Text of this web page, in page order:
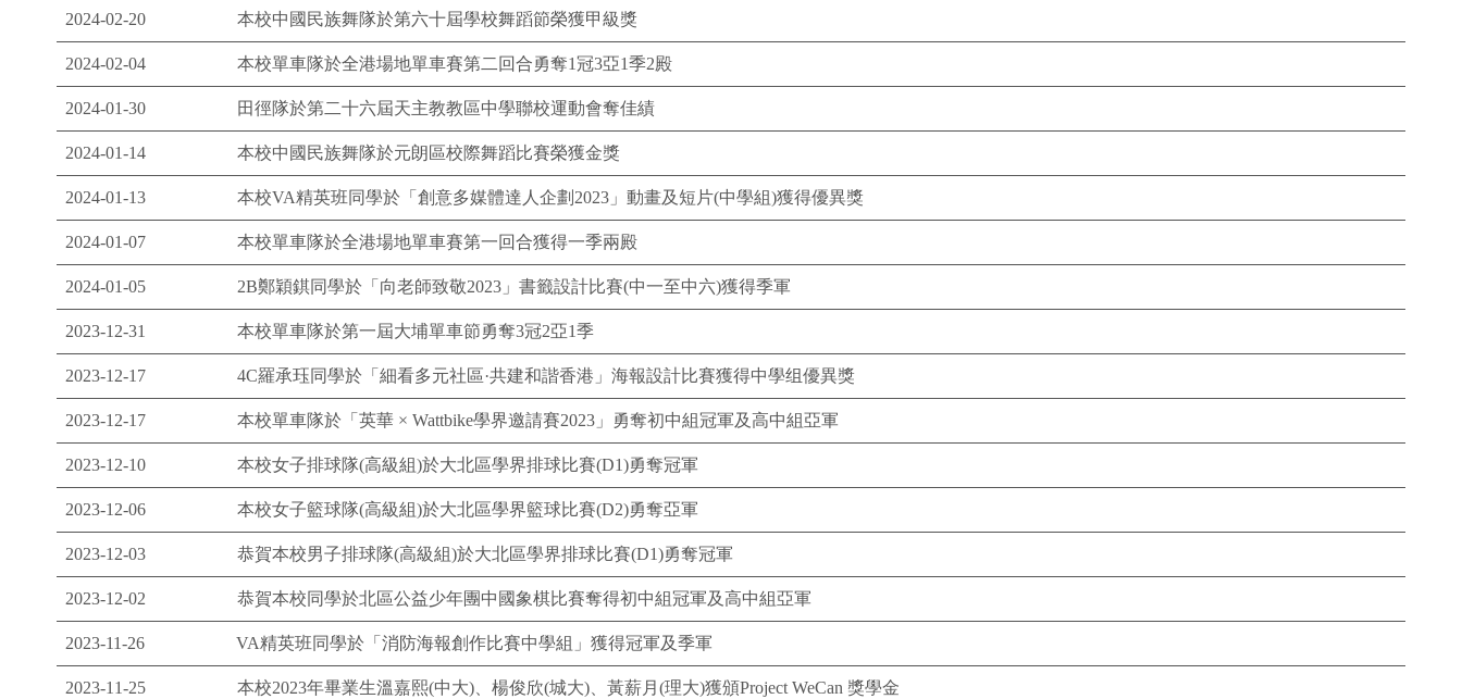
2024-02-20 本校中國民族舞隊於第六十屆學校舞蹈節榮獲甲級獎
2024-02-04 本校單車隊於全港場地單車賽第二回合勇奪1冠3亞1季2殿
2024-01-30 田徑隊於第二十六屆天主教教區中學聯校運動會奪佳績
2024-01-14 本校中國民族舞隊於元朗區校際舞蹈比賽榮獲金獎
2024-01-13 本校VA精英班同學於「創意多媒體達人企劃2023」動畫及短片(中學組)獲得優異獎
2024-01-07 本校單車隊於全港場地單車賽第一回合獲得一季兩殿
2024-01-05 2B鄭穎錤同學於「向老師致敬2023」書籤設計比賽(中一至中六)獲得季軍
2023-12-31 本校單車隊於第一屆大埔單車節勇奪3冠2亞1季
2023-12-17 4C羅承珏同學於「細看多元社區·共建和諧香港」海報設計比賽獲得中學组優異獎
2023-12-17 本校單車隊於「英華 × Wattbike學界邀請賽2023」勇奪初中組冠軍及高中組亞軍
2023-12-10 本校女子排球隊(高級組)於大北區學界排球比賽(D1)勇奪冠軍
2023-12-06 本校女子籃球隊(高級組)於大北區學界籃球比賽(D2)勇奪亞軍
2023-12-03 恭賀本校男子排球隊(高級組)於大北區學界排球比賽(D1)勇奪冠軍
2023-12-02 恭賀本校同學於北區公益少年團中國象棋比賽奪得初中組冠軍及高中組亞軍
2023-11-26 VA精英班同學於「消防海報創作比賽中學組」獲得冠軍及季軍
2023-11-25 本校2023年畢業生溫嘉熙(中大)、楊俊欣(城大)、黃薪月(理大)獲頒Project WeCan 獎學金